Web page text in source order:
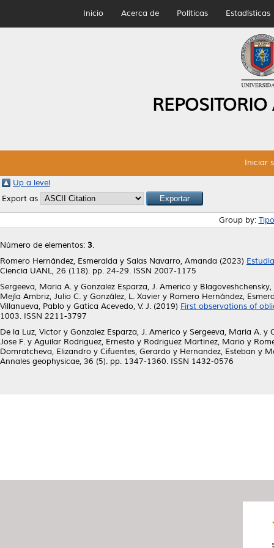
Inicio Acerca de Políticas Estadísticas
Iniciar
Up a level
Export as
Group by:
Número de elementos: 3.
Romero Hernández, Esmeralda y Salas Navarro, Amanda (2023)
Ciencia UANL, 26 (118). pp. 24-29. ISSN 2007-1175
Sergeeva, Maria A. y Gonzalez Esparza, J. Americo y Blagoveshchensky,
Mejía Ambriz, Julio C. y González, L. Xavier y Romero Hernández,
Villanueva, Pablo y Gatica Acevedo, V. J. (2019) First observations of
1003. ISSN 2211-3797
De la Luz, Victor y Gonzalez Esparza, J. Americo y Sergeeva, Maria A. y
Jose F. y Aguilar Rodriguez, Ernesto y Rodriguez Martinez, Mario y
Domratcheva, Elizandro y Cifuentes, Gerardo y Hernandez, Esteban y
Annales geophysicae, 36 (5). pp. 1347-1360. ISSN 1432-0576